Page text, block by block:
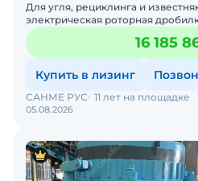
Для угля, рециклинга и
электрическая роторная
серии HC, которая установлена
вибрационным пи
16 185
Купить в лизинг
05.08.2026
САНМЕ РУС 11 лет на площадке